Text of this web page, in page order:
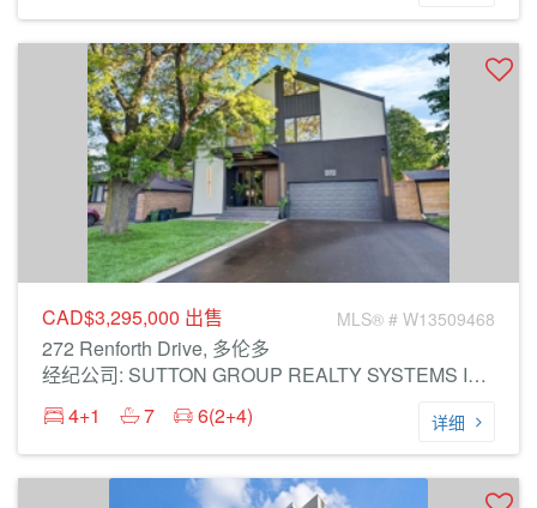
CAD$3,295,000 出售 MLS® # W13509468
272 Renforth Drive, 多伦多
经纪公司: SUTTON GROUP REALTY SYSTEMS INC.
4+1
7 6(2+4) 详细